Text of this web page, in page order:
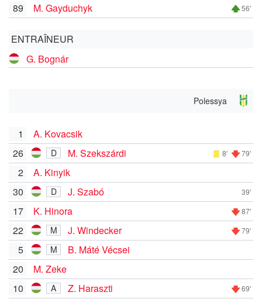
89
M. Gayduchyk 56'
ENTRAÎNEUR
G. Bognár
Polessya
1
A. Kovacsik
26
D M. Szekszárdi 8' 79'
2
A. Kinyik
30
D J. Szabó 39'
17 K. Hinora 87'
22 M J. Windecker 79'
5 M
B. Máté Vécsei
20
M. Zeke
10
A Z. Haraszti 69'